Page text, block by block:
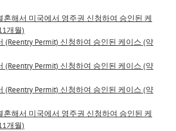
혼해서 미국에서 영주권 신청하여 승인된 케
개월)
(Reentry Permit) 신청하여 승인된 케이스 (약
(Reentry Permit) 신청하여 승인된 케이스 (약
(Reentry Permit) 신청하여 승인된 케이스 (약
혼해서 미국에서 영주권 신청하여 승인된 케
개월)